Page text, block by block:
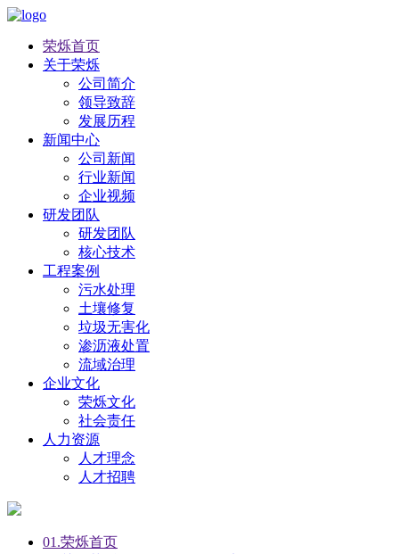
荣烁首页
关于荣烁
公司简介
领导致辞
发展历程
新闻中心
公司新闻
行业新闻
企业视频
研发团队
研发团队
核心技术
工程案例
污水处理
土壤修复
垃圾无害化
渗沥液处置
流域治理
企业文化
荣烁文化
社会责任
人力资源
人才理念
人才招聘
01.荣烁首页